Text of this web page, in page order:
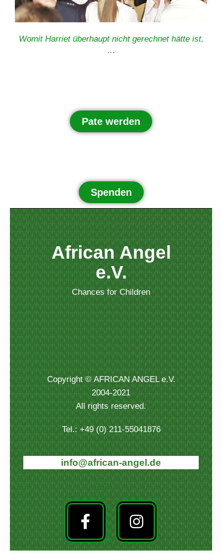
Womit Harriet überhaupt nicht gerechnet hätte ist,
…
Pate werden
Spenden
African Angel
e.V.
Chances for Children
Copyright © AFRICAN ANGEL e.V.
2004-2021
All rights reserved.
Tel.: +49 (0) 211-55041876
info@african-angel.de
F
a
c
I
n
s